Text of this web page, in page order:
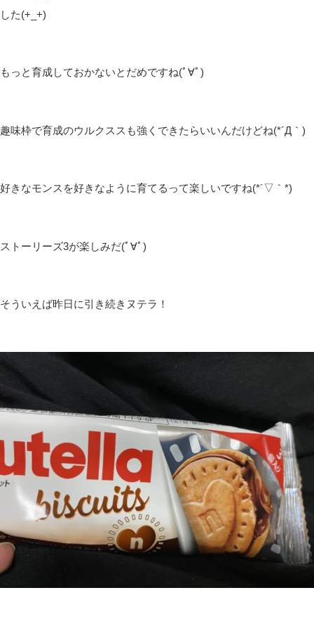
した(+_+)
もっと育成しておかないとだめですね(ﾟ∀ﾟ)
趣味枠で育成のウルクススも強くできたらいいんだけどね(*´Д｀)
好きなモンスを好きなように育てるって楽しいですね(*´▽｀*)
ストーリーズ3が楽しみだ(ﾟ∀ﾟ)
そういえば昨日に引き続きヌテラ！